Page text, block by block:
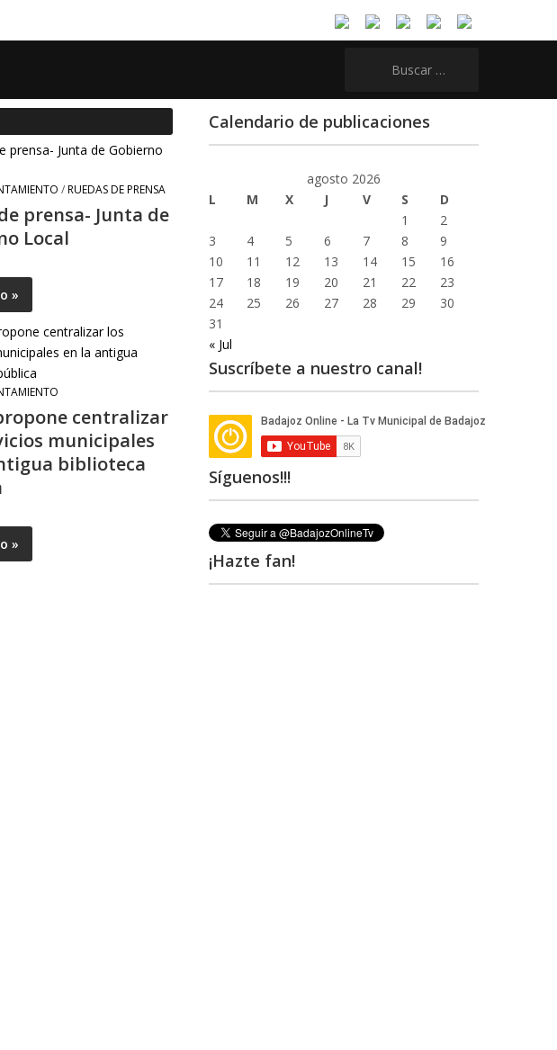
/RUEDAS DE PRENSA
prensa- Junta de
Local
»
centralizar
municipales
biblioteca
»
Calendario de publicaciones
agosto 2026
L
M X J V S
D
1
2
3
4 5 6 7 8
9
10
11 12 13 14 15
16
17
18 19 20 21 22
23
24
25 26 27 28 29
30
31
« Jul
Suscríbete a nuestro canal!
Síguenos!!!
¡Hazte fan!